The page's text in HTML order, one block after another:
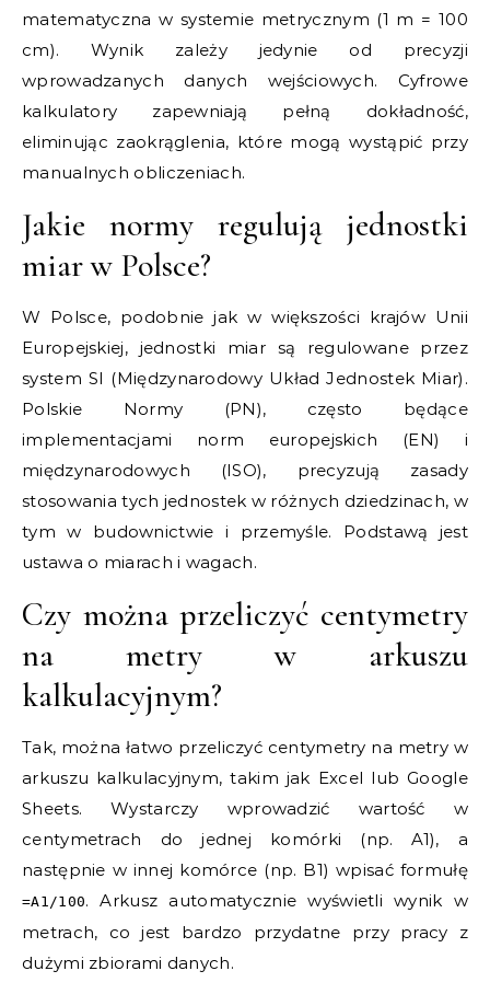
matematyczna w systemie metrycznym (1 m = 100
cm). Wynik zależy jedynie od precyzji
wprowadzanych danych wejściowych. Cyfrowe
kalkulatory zapewniają pełną dokładność,
eliminując zaokrąglenia, które mogą wystąpić przy
manualnych obliczeniach.
Jakie normy regulują jednostki
miar w Polsce?
W Polsce, podobnie jak w większości krajów Unii
Europejskiej, jednostki miar są regulowane przez
system SI (Międzynarodowy Układ Jednostek Miar).
Polskie Normy (PN), często będące
implementacjami norm europejskich (EN) i
międzynarodowych (ISO), precyzują zasady
stosowania tych jednostek w różnych dziedzinach, w
tym w budownictwie i przemyśle. Podstawą jest
ustawa o miarach i wagach.
Czy można przeliczyć centymetry
na metry w arkuszu
kalkulacyjnym?
Tak, można łatwo przeliczyć centymetry na metry w
arkuszu kalkulacyjnym, takim jak Excel lub Google
Sheets. Wystarczy wprowadzić wartość w
centymetrach do jednej komórki (np. A1), a
następnie w innej komórce (np. B1) wpisać formułę
=A1/100. Arkusz automatycznie wyświetli wynik w
metrach, co jest bardzo przydatne przy pracy z
dużymi zbiorami danych.